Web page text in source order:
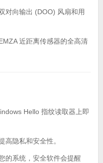
对向输出 (DOO) 风扇和用
近距离传感器的全高清
Hello 指纹读取器上即
高隐私和安全性。
的系统，安全软件会提醒